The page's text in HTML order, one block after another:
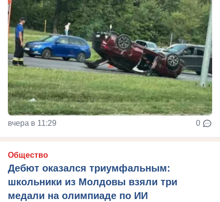
вчера в 11:29 0
Общество
Дебют оказался триумфальным:
школьники из Молдовы взяли три
медали на олимпиаде по ИИ